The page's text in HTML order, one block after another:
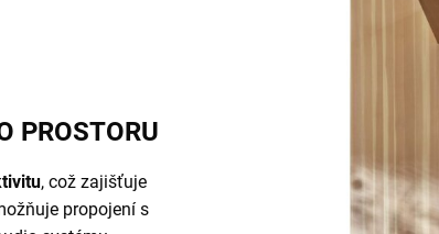
PROSTORU
, což zajišťuje
propojení s